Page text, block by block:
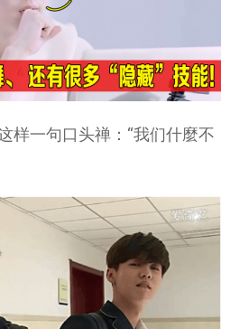
样一句口头禅：“我们什麼不